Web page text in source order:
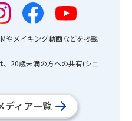
やメイキング動画などを掲載
20歳未満の方への共有(シェ
ディア一覧